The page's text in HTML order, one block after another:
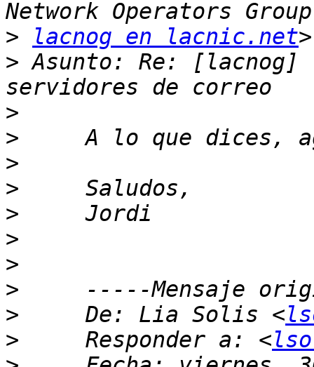
>
lacnog en lacnic.net
> Asunto: Re: [lacnog]
>
>
>
>
>
>
>
>
>
     De: Lia Solis <
>
     Responder a: <